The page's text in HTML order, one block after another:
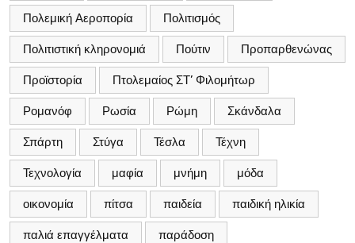
Πολεμική Αεροπορία Πολιτισμός
Πολιτιστική κληρονομιά Πούτιν Προπαρθενώνας
Προϊστορία Πτολεμαίος ΣΤ’ Φιλομήτωρ
Ρομανόφ Ρωσία Ρώμη Σκάνδαλα
Σπάρτη Στύγα Τέσλα Τέχνη
Τεχνολογία μαφία μνήμη μόδα
οικονομία πίτσα παιδεία παιδική ηλικία
παλιά επαγγέλματα παράδοση